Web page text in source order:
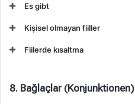
Es gibt
Kişisel olmayan fiiller
Fiilerde kısaltma
8. Bağlaçlar (Konjunktionen)